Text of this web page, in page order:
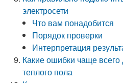
электросети
Что вам понадобится
Порядок проверки
Интерпретация
Какие ошибки чаще
теплого пола